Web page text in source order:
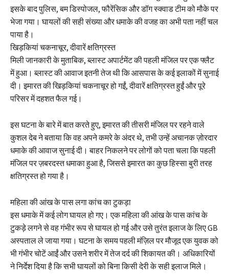
इसके बाद पुलिस, बम डिस्पोजल, फौरेंसिक और डॉग स्क्वाड टीम को मौके पर
भेजा गया। घायलों की सही संख्या और धमाके की वजह का अभी पता नहीं चल
पाया है।
खिड़कियां चकनाचूर, दीवारें क्षतिग्रस्त
मिली जानकारी के मुताबिक, ब्लास्ट अपार्टमेंट की पहली मंजिल पर एक फ्लैट
में हुआ। ब्लास्ट की आवाज इतनी तेज थी कि आसपास के कई इलाकों में सुनाई
दी। इमारत की खिड़कियां चकनाचूर हो गईं, दीवारें क्षतिग्रस्त हुईं और पूरे
परिसर में दहशत फैल गई।
इस घटना के बारे में बात करते हुए, इमारत की तीसरी मंजिल पर रहने वाले
कुशल देब ने बताया कि वह अपने कमरे के अंदर थे, तभी उन्हें अचानक ज़ोरदार
धमाके की आवाज सुनाई दी। बाहर निकलने पर लोगों को पता चला कि पहली
मंजिल पर ज़बरदस्त धमाका हुआ है, जिससे इमारत का कुछ हिस्सा बुरी तरह
क्षतिग्रस्त हो गया है।
महिला की आंख के पास लगा कांच का टुकड़ा
इस धमाके में कई लोग घायल हो गए। एक महिला की आंख के पास कांच के
टुकड़े लगने से वह गंभीर रूप से घायल हो गई और उसे तुरंत इलाज के लिए GB
अस्पताल ले जाया गया। घटना के समय पहली मंज़िल पर मौजूद एक युवक को
भी गंभीर चोटें आईं और उसने शरीर में तेज दर्द की शिकायत की। अधिकारियों
ने निर्देश दिया है कि सभी घायलों को बिना किसी देरी के सही इलाज मिले।